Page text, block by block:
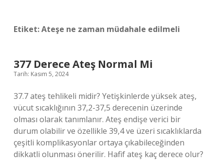
Etiket:Ateşe ne zaman müdahale edilmeli
377 Derece Ateş Normal Mi
Tarih: Kasım 5, 2024
37.7 ateş tehlikeli midir? Yetişkinlerde yüksek ateş,
vücut sıcaklığının 37,2-37,5 derecenin üzerinde
olması olarak tanımlanır. Ateş endişe verici bir
durum olabilir ve özellikle 39,4 ve üzeri sıcaklıklarda
çeşitli komplikasyonlar ortaya çıkabileceğinden
dikkatli olunması önerilir. Hafif ateş kaç derece olur?